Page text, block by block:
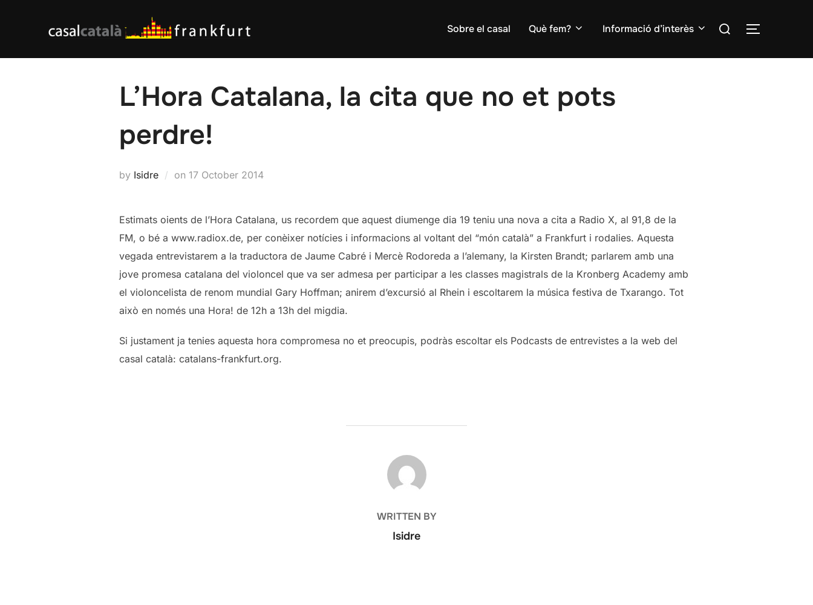
Sobre el casal Què fem? Informació d’interès
Search
TOGGLE
L’Hora Catalana, la cita que no et pots
perdre!
by Isidre on Posted
17 October 2014
Estimats oients de l’Hora Catalana, us recordem que aquest diumenge dia 19 teniu una nova a cita a Radio X, al 91,8 de la
FM, o bé a www.radiox.de, per conèixer notícies i informacions al voltant del “món català” a Frankfurt i rodalies. Aquesta
vegada entrevistarem a la traductora de Jaume Cabré i Mercè Rodoreda a l’alemany, la Kirsten Brandt; parlarem amb una
jove promesa catalana del violoncel que va ser admesa per participar a les classes magistrals de la Kronberg Academy amb
el violoncelista de renom mundial Gary Hoffman; anirem d’excursió al Rhein i escoltarem la música festiva de Txarango. Tot
això en només una Hora! de 12h a 13h del migdia.
Si justament ja tenies aquesta hora compromesa no et preocupis, podràs escoltar els Podcasts de entrevistes a la web del
casal català: catalans-frankfurt.org.
POST AUTHOR
WRITTEN BY
Isidre